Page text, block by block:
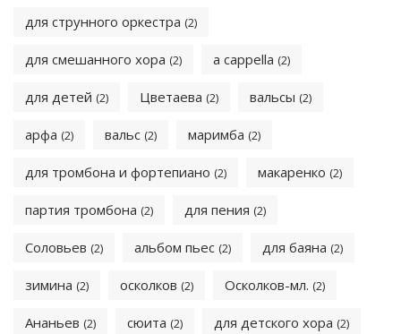
для струнного оркестра (2)
для смешанного хора (2) a cappella (2)
для детей (2) Цветаева (2) вальсы (2)
арфа (2) вальс (2) маримба (2)
для тромбона и фортепиано (2) макаренко (2)
партия тромбона (2) для пения (2)
Соловьев (2) альбом пьес (2) для баяна (2)
зимина (2) осколков (2) Осколков-мл. (2)
Ананьев (2) сюита (2) для детского хора (2)